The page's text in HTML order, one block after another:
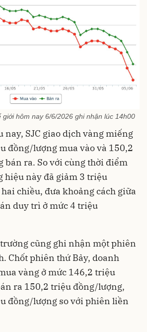
giới hôm nay 6/6/2026 ghi nhận lúc 14h00
nay, SJC giao dịch vàng miếng
đồng/lượng mua vào và 150,2
ra. So với cùng thời điểm
hiệu này đã giảm 3 triệu
chiều, đưa khoảng cách giữa
duy trì ở mức 4 triệu
cũng ghi nhận một phiên
Chốt phiên thứ Bảy, doanh
vàng ở mức 146,2 triệu
ra 150,2 triệu đồng/lượng,
đồng/lượng so với phiên liền